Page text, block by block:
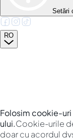
Setări
RO
Folosim cookie-
ului.Cookie-urile
doar cu acordul